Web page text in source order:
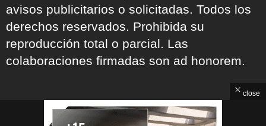
avisos publicitarios o solicitadas. Todos los
derechos reservados. Prohibida su
reproducción total o parcial. Las
colaboraciones firmadas son ad honorem.
ARCHIVOS
close